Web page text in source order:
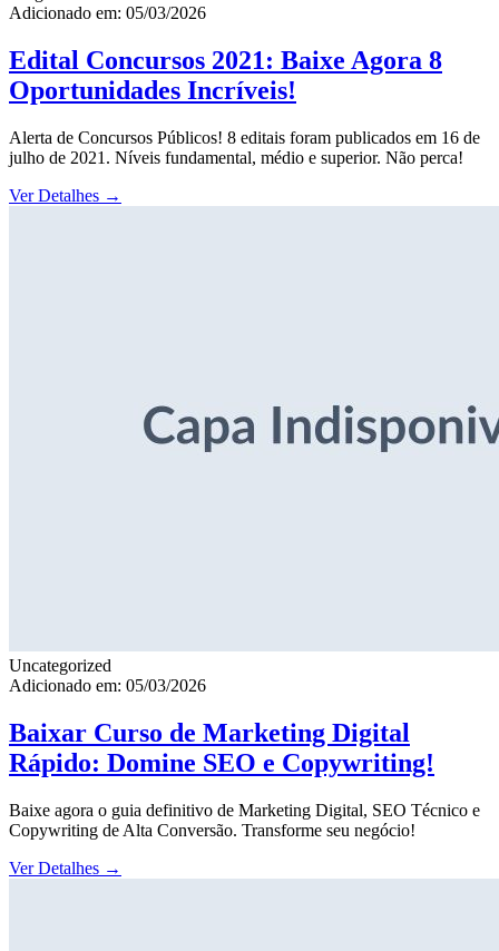
Adicionado em: 05/03/2026
Edital Concursos 2021: Baixe Agora 8
Oportunidades Incríveis!
Alerta de Concursos Públicos! 8 editais foram publicados em 16 de
julho de 2021. Níveis fundamental, médio e superior. Não perca!
Ver Detalhes →
Uncategorized
Adicionado em: 05/03/2026
Baixar Curso de Marketing Digital
Rápido: Domine SEO e Copywriting!
Baixe agora o guia definitivo de Marketing Digital, SEO Técnico e
Copywriting de Alta Conversão. Transforme seu negócio!
Ver Detalhes →